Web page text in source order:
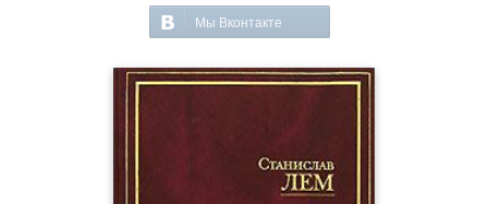
Мы Вконтакте